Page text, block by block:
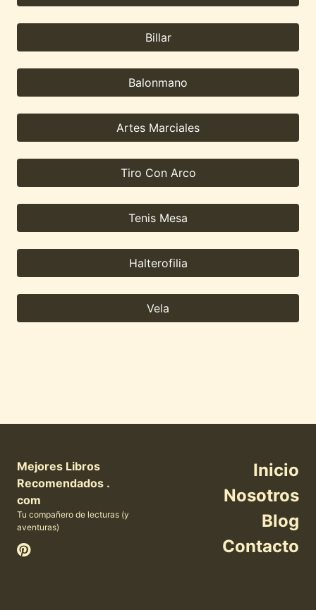
Billar
Balonmano
Artes Marciales
Tiro Con Arco
Tenis Mesa
Halterofilia
Vela
Mejores Libros
Recomendados .
com
Tu compañero de lecturas (y
aventuras)
Inicio
Nosotros
Blog
Contacto